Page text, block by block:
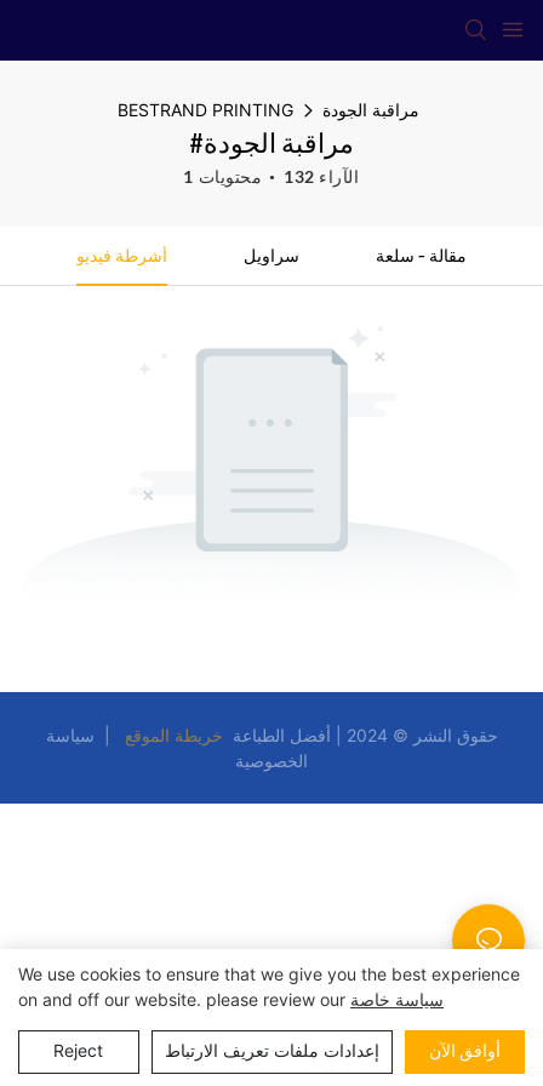
BESTRAND PRINTING مراقبة الجودة
#مراقبة الجودة
1 محتويات 132 الآراء
أشرطة فيديو سراويل مقالة - سلعة
حقوق النشر © 2024 | أفضل الطباعة خريطة الموقع
سياسة
الخصوصية
We use cookies to ensure that we give you the best experience
on and off our website. please review our سياسة خاصة
Reject إعدادات ملفات تعريف الارتباط أوافق الآن